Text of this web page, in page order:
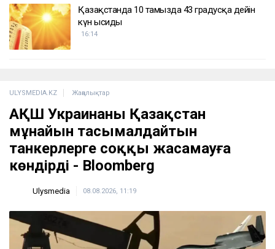
Қазақстанда 10 тамызда 43 градусқа дейін
күн ысиды
16:14
ULYSMEDIA.KZ Жаңалықтар
АҚШ Украинаны Қазақстан
мұнайын тасымалдайтын
танкерлерге соққы жасамауға
көндірді - Bloomberg
Ulysmedia 08.08.2026, 11:19